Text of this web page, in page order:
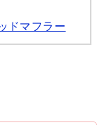
ドマフラー